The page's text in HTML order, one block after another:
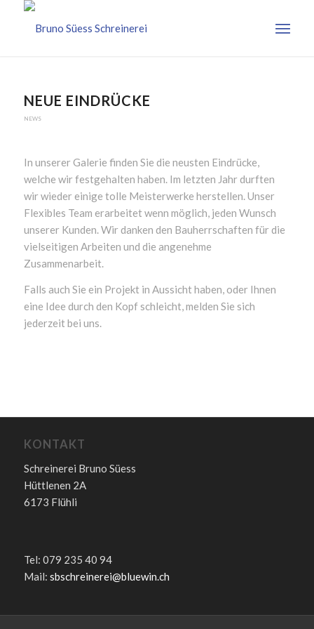
NEUE EINDRÜCKE
NEWS
In unserer Galerie finden Sie die neusten Eindrücke,
welche wir festgehalten haben. Im letzten Jahr durften
wir wieder einige tolle Meisterwerke herstellen. Unser
Flexibles Team erarbeitet wenn möglich, jeden Wunsch
unserer Kunden. Wir danken den Bauherrschaften für die
vielseitigen Arbeiten und die angenehme
Zusammenarbeit.
Falls auch Sie ein Projekt in Aussicht haben, oder Ihnen
eine Idee durch den Kopf schleicht, melden Sie sich
jederzeit bei uns.
KONTAKT
Schreinerei Bruno Süess
Hüttlenen 2A
6173 Flühli
Tel: 079 235 40 94
Mail: sbschreinerei@bluewin.ch